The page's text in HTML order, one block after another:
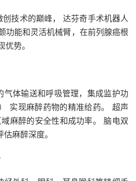
术的巅峰， 达芬奇手术机器人
功能和灵活机械臂，在前列腺癌根
势。
体输送和呼吸管理，集成监护功
实现麻醉药物的精准给药。 超声
麻醉的安全性和成功率。 脑电双
麻醉深度。